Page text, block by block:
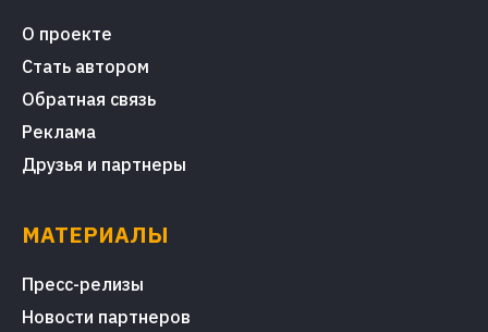
О проекте
Стать автором
Обратная связь
Реклама
Друзья и партнеры
МАТЕРИАЛЫ
Пресс-релизы
Новости партнеров